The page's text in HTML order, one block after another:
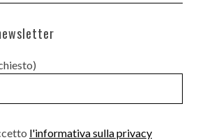
l'informativa sulla privacy